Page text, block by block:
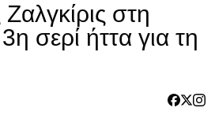
στη
σερί ήττα για τη